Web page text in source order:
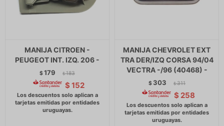
MANIJA CITROEN -
PEUGEOT INT. IZQ. 206 -
$179 $ 183
$ 152
MANIJA CHEVROLET EXT
TRA DER/IZQ CORSA 94/04
VECTRA -/96 (40468) -
$ 303 $ 311
$ 258